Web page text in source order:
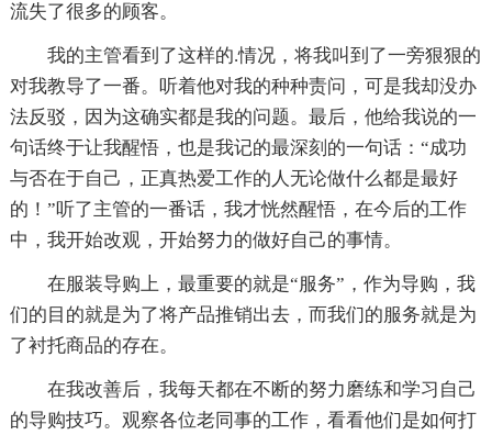
流失了很多的顾客。
我的主管看到了这样的.情况，将我叫到了一旁狠狠的
对我教导了一番。听着他对我的种种责问，可是我却没办
法反驳，因为这确实都是我的问题。最后，他给我说的一
句话终于让我醒悟，也是我记的最深刻的一句话：“成功
与否在于自己，正真热爱工作的人无论做什么都是最好
的！”听了主管的一番话，我才恍然醒悟，在今后的工作
中，我开始改观，开始努力的做好自己的事情。
在服装导购上，最重要的就是“服务”，作为导购，我
们的目的就是为了将产品推销出去，而我们的服务就是为
了衬托商品的存在。
在我改善后，我每天都在不断的努力磨练和学习自己
的导购技巧。观察各位老同事的工作，看看他们是如何打